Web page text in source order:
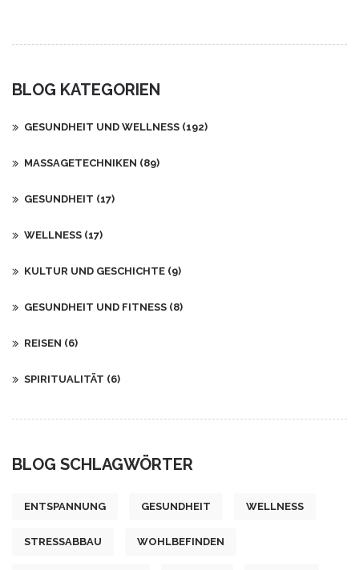
es wertvolle Einblicke und praktische Tipps.
BLOG KATEGORIEN
GESUNDHEIT UND WELLNESS (192)
MASSAGETECHNIKEN (89)
GESUNDHEIT (17)
WELLNESS (17)
KULTUR UND GESCHICHTE (9)
GESUNDHEIT UND FITNESS (8)
REISEN (6)
SPIRITUALITÄT (6)
BLOG SCHLAGWÖRTER
ENTSPANNUNG GESUNDHEIT WELLNESS
STRESSABBAU WOHLBEFINDEN